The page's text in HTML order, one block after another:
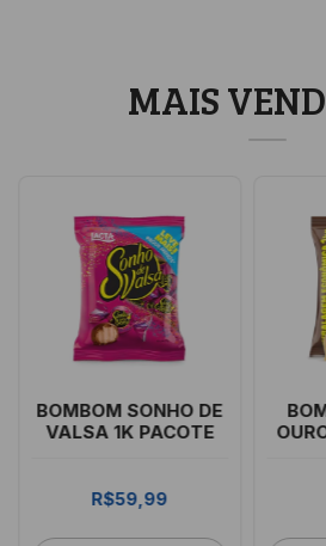
MAIS
BOMBOM SONHO DE
VALSA 1K PACOTE
R$59,99